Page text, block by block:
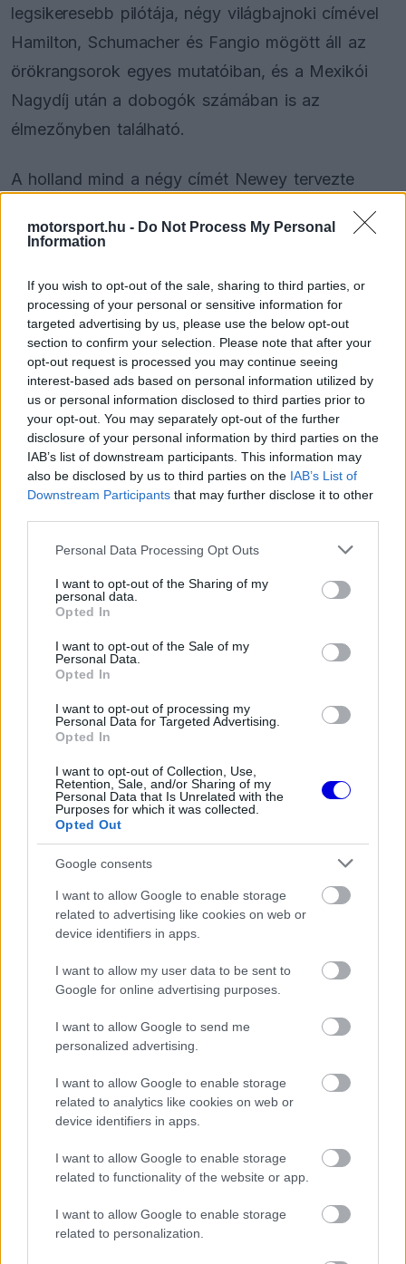
motorsport.hu - Do Not Process My Personal
Information
If you wish to opt-out of the sale, sharing to third parties, or
processing of your personal or sensitive information for
targeted advertising by us, please use the below opt-out
section to confirm your selection. Please note that after your
opt-out request is processed you may continue seeing
interest-based ads based on personal information utilized by
us or personal information disclosed to third parties prior to
your opt-out. You may separately opt-out of the further
disclosure of your personal information by third parties on the
IAB’s list of downstream participants. This information may
also be disclosed by us to third parties on the IAB’s List of
Downstream Participants that may further disclose it to other
Please note that this website/app uses one or more Google
not limited to your visit or usage behaviour. You may click to
grant or deny consent to Google and its third-party tags to
use your data for below specified purposes in below Google
consent section.
Personal Data Processing Opt Outs
I want to opt-out of the Sharing of my
personal data.
Opted In
I want to opt-out of the Sale of my
Personal Data.
Opted In
I want to opt-out of processing my
Personal Data for Targeted Advertising.
Opted In
I want to opt-out of Collection, Use,
Retention, Sale, and/or Sharing of my
Personal Data that Is Unrelated with the
Purposes for which it was collected.
Opted Out
Google consents
I want to allow Google to enable storage
related to advertising like cookies on web or
device identifiers in apps.
I want to allow my user data to be sent to
Google for online advertising purposes.
I want to allow Google to send me
personalized advertising.
I want to allow Google to enable storage
related to analytics like cookies on web or
device identifiers in apps.
I want to allow Google to enable storage
related to functionality of the website or app.
I want to allow Google to enable storage
related to personalization.
legsikeresebb pilótája, négy világbajnoki címével
Hamilton, Schumacher és Fangio mögött áll az
örökrangsorok egyes mutatóiban, és a Mexikói
Nagydíj után a dobogók számában is az
élmezőnyben található.
A holland mind a négy címét Newey tervezte
autókkal nyerte, köztük a 2021-es, vitatott Abu-
Dzabi Nagydíjon megszerzett elsőt, majd a 2022-
2024-es, a McLaren hajráját visszaverő szezont.
Player
loading.
This
is
a
modal
window.
The media could not be loaded, either because
the server or network failed or because the format
is not supported.
Newey így írta le, mi emeli ki Verstappent: „Max
most szerintem abszolút kiemelkedő. Nem volt
számára a legkönnyebb a neveltetése, azt hiszem,
ez nem titok, de az érettsége lenyűgöző.”
EZEKET IS AJÁNLJUK
FORMA-1
A McLaren korábbi szerelője
kitálalt Hamilton F1-es
FORMA-1
Kimi Räikkönen, akinek több
világbajnoki címet kellett volna
nyernie a McLarennel
Kellemetlen meglepetés érte a
nyári szünetben a Forma–1-es
„A nyomáskezelésre, a nyomás elnyelésére képes,
mintha bármi is történik az életében, amint felveszi
a sisakot és beül az autóba, minden zaj kikapcsol,
és egyszerűen csak versenyez. Ez
sportemberként óriási dolog, azt gondolom.”